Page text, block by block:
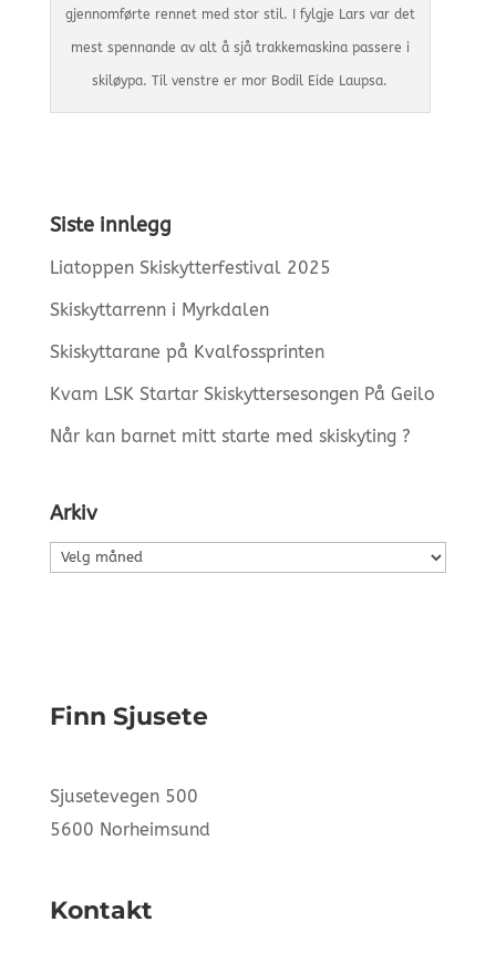
gjennomførte rennet med stor stil. I fylgje Lars var det
mest spennande av alt å sjå trakkemaskina passere i
skiløypa. Til venstre er mor Bodil Eide Laupsa.
Siste innlegg
Liatoppen Skiskytterfestival 2025
Skiskyttarrenn i Myrkdalen
Skiskyttarane på Kvalfossprinten
Kvam LSK Startar Skiskyttersesongen På Geilo
Når kan barnet mitt starte med skiskyting ?
Arkiv
Arkiv
Finn Sjusete
Sjusetevegen 500
5600 Norheimsund
Kontakt